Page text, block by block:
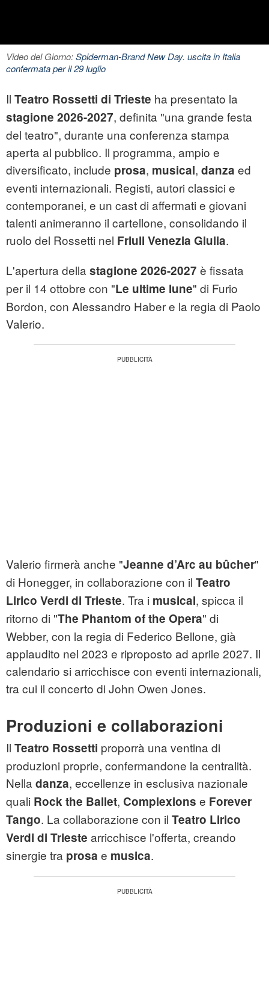
Video del Giorno:Spiderman-Brand New Day. uscita in Italia
confermata per il 29 luglio
Il Teatro Rossetti di Trieste ha presentato la
stagione 2026-2027, definita "una grande festa
del teatro", durante una conferenza stampa
aperta al pubblico. Il programma, ampio e
diversificato, include prosa, musical, danza ed
eventi internazionali. Registi, autori classici e
contemporanei, e un cast di affermati e giovani
talenti animeranno il cartellone, consolidando il
ruolo del Rossetti nel Friuli Venezia Giulia.
L'apertura della stagione 2026-2027 è fissata
per il 14 ottobre con "Le ultime lune" di Furio
Bordon, con Alessandro Haber e la regia di Paolo
Valerio.
Valerio firmerà anche "Jeanne d’Arc au bûcher"
di Honegger, in collaborazione con il Teatro
Lirico Verdi di Trieste. Tra i musical, spicca il
ritorno di "The Phantom of the Opera" di
Webber, con la regia di Federico Bellone, già
applaudito nel 2023 e riproposto ad aprile 2027. Il
calendario si arricchisce con eventi internazionali,
tra cui il concerto di John Owen Jones.
Produzioni e collaborazioni
Il Teatro Rossetti proporrà una ventina di
produzioni proprie, confermandone la centralità.
Nella danza, eccellenze in esclusiva nazionale
quali Rock the Ballet, Complexions e Forever
Tango. La collaborazione con il Teatro Lirico
Verdi di Trieste arricchisce l'offerta, creando
sinergie tra prosa e musica.